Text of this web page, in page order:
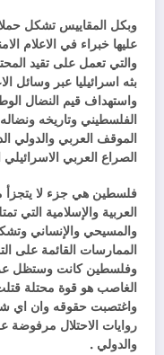
وبكل المقاييس تشكل
عليها خبراء في الاعلام
والتي تعمل على تقيد
بثه اسرائيليا عبر وسائل
واستهداف قيم النضال
الفلسطيني وتاريخه
الموقف العربي والدولي
الصراع العربي
فلسطين هي جزء لا يتجزأ
العربية والإسلامية التي
والمسيحي والإنساني
الممارسات القائمة على
وفلسطين كانت وستظل
الغاصب هو قوة محتلة
واغتصبت حقوقه وان اي
روايات الاحتلال مرفوضة
والدولي .